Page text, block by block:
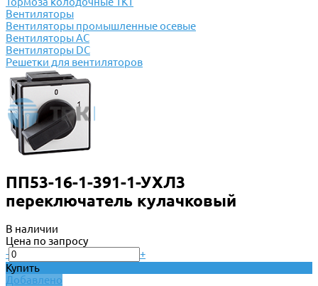
Вентиляторы
Вентиляторы промышленные осевые
Вентиляторы АС
Вентиляторы DC
Решетки для вентиляторов
ПП53-16-1-391-1-УХЛ3
переключатель кулачковый
В наличии
Цена по запросу
-
+
Купить
Добавлено